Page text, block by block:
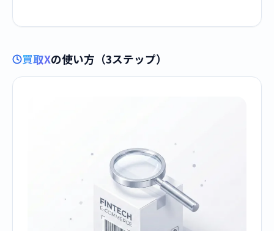
買取Xの使い方（3ステップ）